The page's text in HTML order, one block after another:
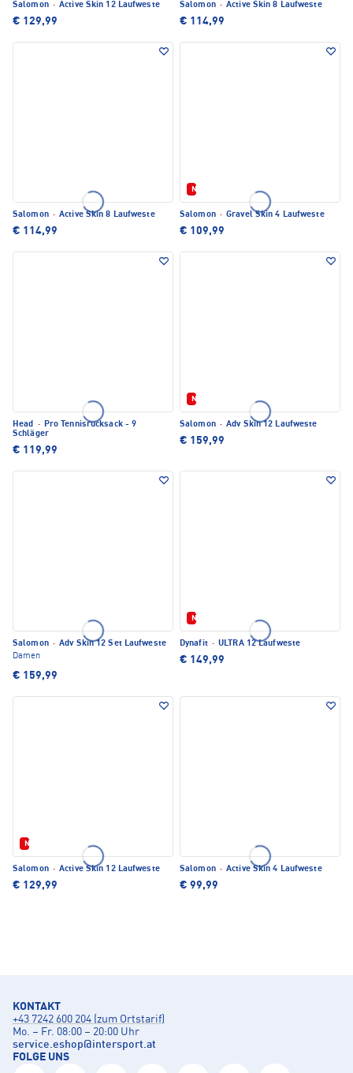
Salomon · Active Skin 12 Laufweste
€ 129,99
Salomon · Active Skin 8 Laufweste
€ 114,99
Salomon · Active Skin 8 Laufweste
€ 114,99
Neu
Salomon · Gravel Skin 4 Laufweste
€ 109,99
Head · Pro Tennisrucksack - 9
Schläger
€ 119,99
Neu
Salomon · Adv Skin 12 Laufweste
€ 159,99
Salomon · Adv Skin 12 Set Laufweste
Damen
€ 159,99
Neu
Dynafit · ULTRA 12 Laufweste
€ 149,99
Neu
Salomon · Active Skin 12 Laufweste
€ 129,99
Salomon · Active Skin 4 Laufweste
€ 99,99
KONTAKT
+43 7242 600 204 (zum Ortstarif)
Mo. – Fr. 08:00 – 20:00 Uhr
service.eshop@intersport.at
FOLGE UNS